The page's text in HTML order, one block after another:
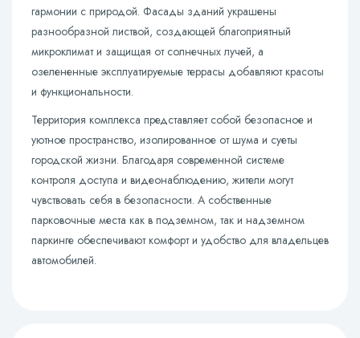
гармонии с природой. Фасады зданий украшены
разнообразной листвой, создающей благоприятный
микроклимат и защищая от солнечных лучей, а
озелененные эксплуатируемые террасы добавляют красоты
и функциональности.
Территория комплекса представляет собой безопасное и
уютное пространство, изолированное от шума и суеты
городской жизни. Благодаря современной системе
контроля доступа и видеонаблюдению, жители могут
чувствовать себя в безопасности. А собственные
парковочные места как в подземном, так и надземном
паркинге обеспечивают комфорт и удобство для владельцев
автомобилей.